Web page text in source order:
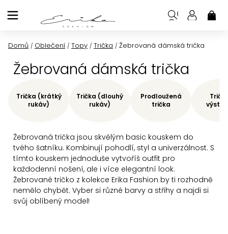
na
Domů / Oblečení / Topy / Trička / Žebrovaná dámská trička
Žebrovaná dámská trička
Žebrovaná trička jsou skvělým basic kouskem do
tvého šatníku. Kombinují pohodlí, styl a univerzálnost. S
tímto kouskem jednoduše vytvoříš outfit pro
každodenní nošení, ale i více elegantní look.
Žebrované tričko z kolekce Erika Fashion by ti rozhodně
nemělo chybět. Vyber si různé barvy a střihy a najdi si
svůj oblíbený model!
Trička (krátký
rukáv)
Trička (dlouhý
rukáv)
Prodloužená
trička